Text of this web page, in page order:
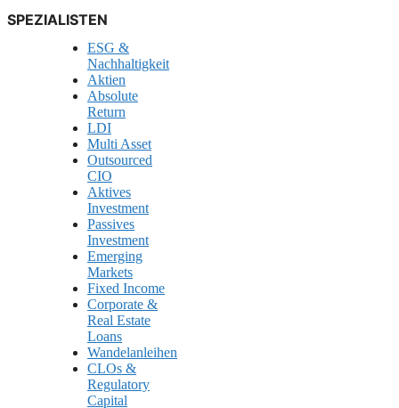
SPEZIALISTEN
ESG &
Nachhaltigkeit
Aktien
Absolute
Return
LDI
Multi Asset
Outsourced
CIO
Aktives
Investment
Passives
Investment
Emerging
Markets
Fixed Income
Corporate &
Real Estate
Loans
Wandelanleihen
CLOs &
Regulatory
Capital